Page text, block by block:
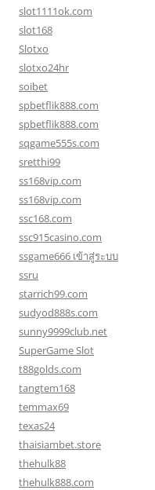
slot1111ok.com
slot168
Slotxo
slotxo24hr
soibet
spbetflik888.com
spbetflik888.com
sqgame555s.com
sretthi99
ss168vip.com
ss168vip.com
ssc168.com
ssc915casino.com
ssgame666 เข้าสู่ระบบ
ssru
starrich99.com
sudyod888s.com
sunny9999club.net
SuperGame Slot
t88golds.com
tangtem168
temmax69
texas24
thaisiambet.store
thehulk88
thehulk888.com